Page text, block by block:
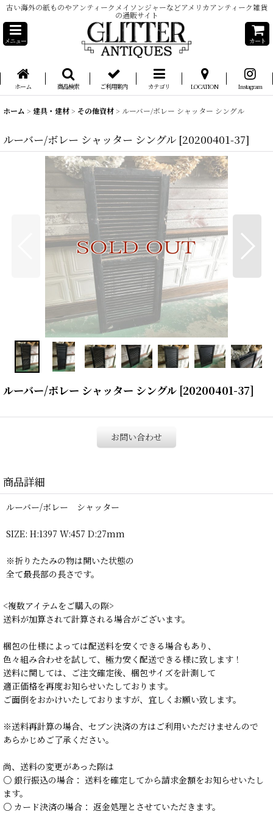
古い海外の紙ものやアンティークメイソンジャーなどアメリカアンティーク雑貨
の通販サイト
メニュー カート
ホーム 商品検索 ご利用案内 カテゴリ LOCATION Instagram
ホーム > 建具・建材> その他資材> ルーバー/ボレー シャッター シングル
ルーバー/ボレー シャッター シングル [20200401-37]
ルーバー/ボレー シャッター シングル [20200401-37]
お問い合わせ
商品詳細
ルーバー/ボレー シャッター
SIZE: H:1397 W:457 D:27mm
※折りたたみの物は開いた状態の
全て最長部の長さです。
<複数アイテムをご購入の際>
送料が加算されて計算される場合がございます。
梱包の仕様によっては配送料を安くできる場合もあり、
色々組み合わせを試して、極力安く配送できる様に致します！
送料に関しては、ご注文確定後、梱包サイズを計測して
適正価格を再度お知らせいたしております。
ご面倒をおかけいたしておりますが、宜しくお願い致します。
※送料再計算の場合、セブン決済の方はご利用いただけませんので
あらかじめご了承ください。
尚、送料の変更があった際は
○ 銀行振込の場合： 送料を確定してから請求金額をお知らせいたし
ます。
○ カード決済の場合： 返金処理とさせていただきます。